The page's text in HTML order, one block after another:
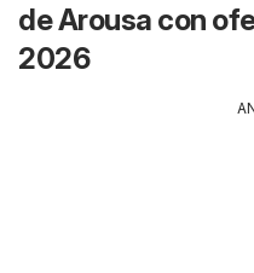
de Arousa con
2026